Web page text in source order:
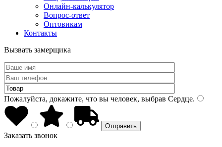
Онлайн-калькулятор
Вопрос-ответ
Оптовикам
Контакты
Вызвать замерщика
Пожалуйста, докажите, что вы человек, выбрав Сердце.
Заказать звонок